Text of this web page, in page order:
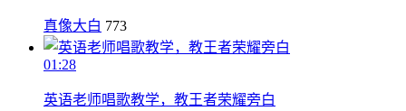
真像大白 773
01:28
英语老师唱歌教学，教王者荣耀旁白